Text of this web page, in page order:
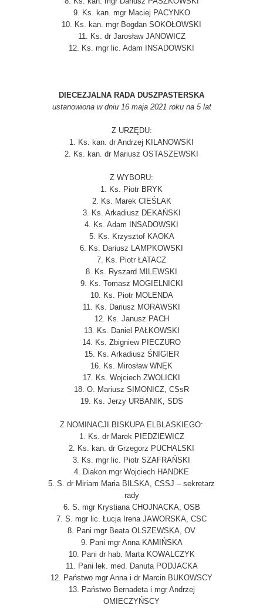
9. Ks. kan. mgr Maciej PACYNKO
10. Ks. kan. mgr Bogdan SOKOŁOWSKI
11. Ks. dr Jarosław JANOWICZ
12. Ks. mgr lic. Adam INSADOWSKI
DIECEZJALNA RADA DUSZPASTERSKA
ustanowiona w dniu 16 maja 2021 roku na 5 lat
Z URZĘDU:
1. Ks. kan. dr Andrzej KILANOWSKI
2. Ks. kan. dr Mariusz OSTASZEWSKI
Z WYBORU:
1. Ks. Piotr BRYK
2. Ks. Marek CIEŚLAK
3. Ks. Arkadiusz DEKAŃSKI
4. Ks. Adam INSADOWSKI
5. Ks. Krzysztof KAOKA
6. Ks. Dariusz LAMPKOWSKI
7. Ks. Piotr ŁATACZ
8. Ks. Ryszard MILEWSKI
9. Ks. Tomasz MOGIELNICKI
10. Ks. Piotr MOLENDA
11. Ks. Dariusz MORAWSKI
12. Ks. Janusz PACH
13. Ks. Daniel PAŁKOWSKI
14. Ks. Zbigniew PIECZURO
15. Ks. Arkadiusz ŚNIGIER
16. Ks. Mirosław WNĘK
17. Ks. Wojciech ZWOLICKI
18. O. Mariusz SIMONICZ, CSsR
19. Ks. Jerzy URBANIK, SDS
Z NOMINACJI BISKUPA ELBLASKIEGO:
1. Ks. dr Marek PIEDZIEWICZ
2. Ks. kan. dr Grzegorz PUCHALSKI
3. Ks. mgr lic. Piotr SZAFRAŃSKI
4. Diakon mgr Wojciech HANDKE
5. S. dr Miriam Maria BILSKA, CSSJ – sekretarz
rady
6. S. mgr Krystiana CHOJNACKA, OSB
7. S. mgr lic. Łucja Irena JAWORSKA, CSC
8. Pani mgr Beata OLSZEWSKA, OV
9. Pani mgr Anna KAMIŃSKA
10. Pani dr hab. Marta KOWALCZYK
11. Pani lek. med. Danuta PODJACKA
12. Państwo mgr Anna i dr Marcin BUKOWSCY
13. Państwo Bernadeta i mgr Andrzej
OMIECZYŃSCY